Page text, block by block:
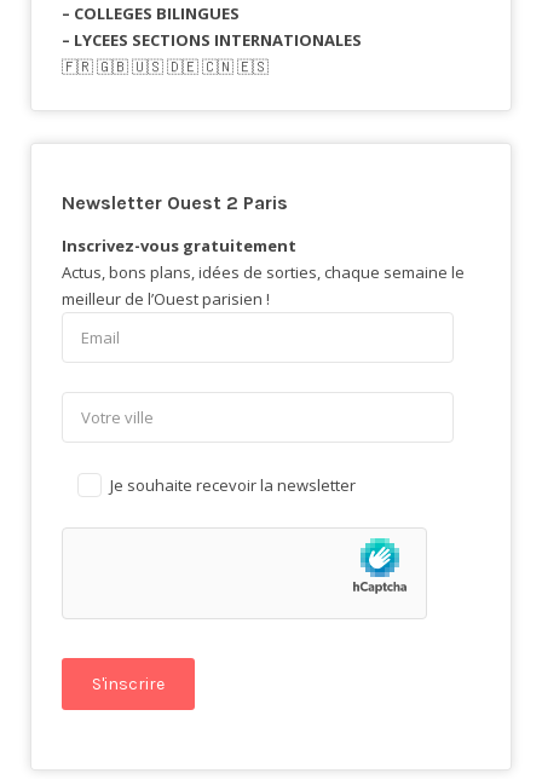
– COLLEGES BILINGUES
– LYCEES SECTIONS INTERNATIONALES
🇫🇷​ 🇬🇧​ 🇺🇸​ 🇩🇪 🇨🇳 🇪🇸​
Newsletter Ouest 2 Paris
Inscrivez-vous gratuitement
Actus, bons plans, idées de sorties, chaque semaine le
meilleur de l’Ouest parisien !
Je souhaite recevoir la newsletter